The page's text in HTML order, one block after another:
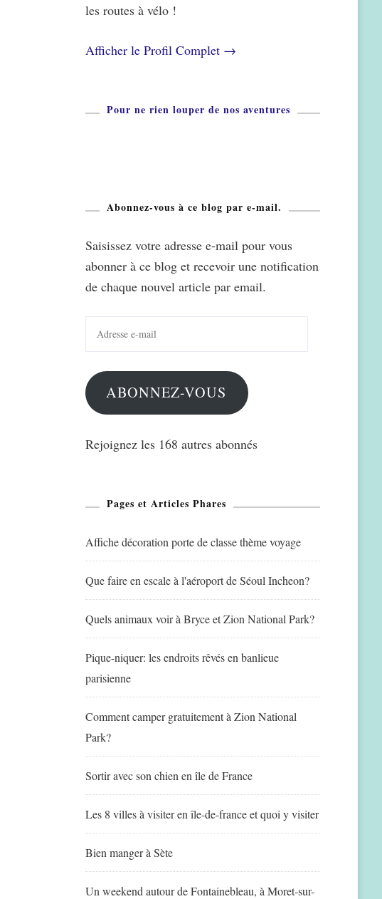
les routes à vélo !
Afficher le Profil Complet →
Pour ne rien louper de nos aventures
Abonnez-vous à ce blog par e-mail.
Saisissez votre adresse e-mail pour vous
abonner à ce blog et recevoir une notification
de chaque nouvel article par email.
mail
ABONNEZ-VOUS
Rejoignez les 168 autres abonnés
Pages et Articles Phares
Affiche décoration porte de classe thème voyage
Que faire en escale à l'aéroport de Séoul Incheon?
Quels animaux voir à Bryce et Zion National Park?
Pique-niquer: les endroits rêvés en banlieue
parisienne
Comment camper gratuitement à Zion National
Park?
Sortir avec son chien en île de France
Les 8 villes à visiter en île-de-france et quoi y visiter
Bien manger à Sète
Un weekend autour de Fontainebleau, à Moret-sur-